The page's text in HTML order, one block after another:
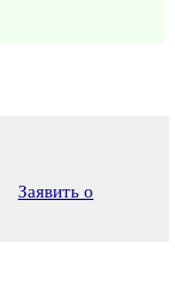
Заявить о